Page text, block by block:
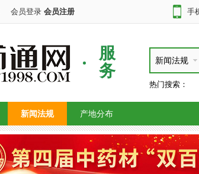
会员登录 会员注册 手
服
务
新闻法规
热门搜索：
新闻法规 产地分布